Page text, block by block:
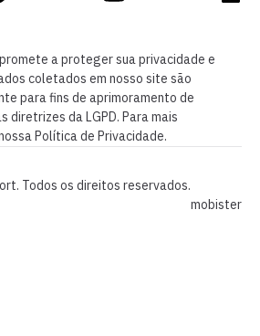
a proteger sua privacidade e
coletados em nosso site são
para fins de aprimoramento de
diretrizes da LGPD. Para mais
Política de Privacidade.
Todos os direitos reservados.
mobister